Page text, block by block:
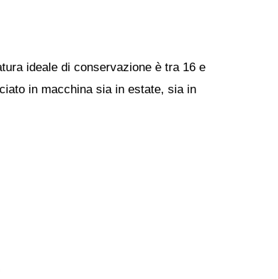
ideale di conservazione è tra 16 e
in macchina sia in estate, sia in